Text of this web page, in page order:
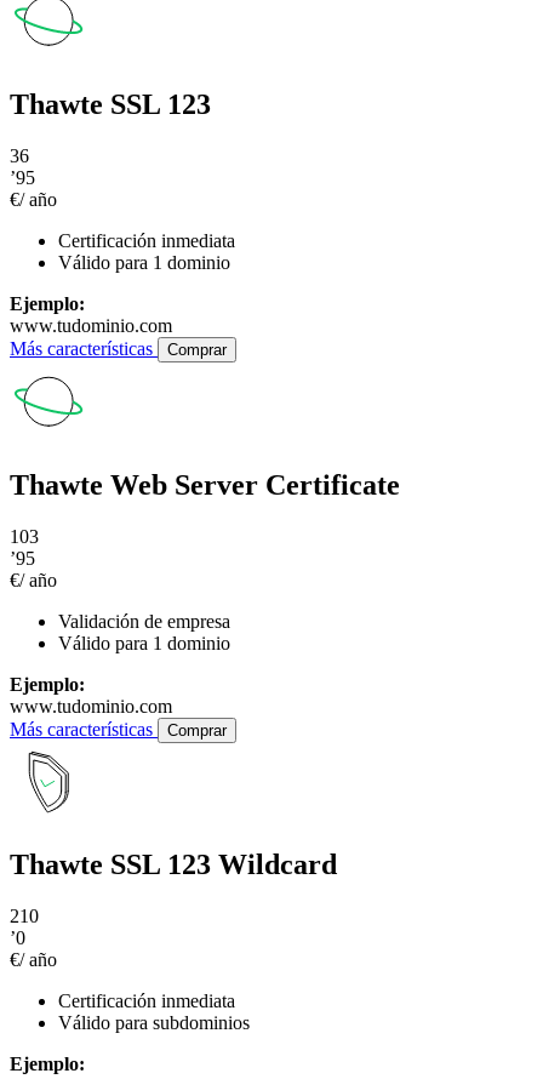
Thawte SSL 123
36
’95
€/ año
Certificación inmediata
Válido para 1 dominio
Ejemplo:
www.tudominio.com
Más características
Comprar
Thawte Web Server Certificate
103
’95
€/ año
Validación de empresa
Válido para 1 dominio
Ejemplo:
www.tudominio.com
Más características
Comprar
Thawte SSL 123 Wildcard
210
’0
€/ año
Certificación inmediata
Válido para subdominios
Ejemplo: